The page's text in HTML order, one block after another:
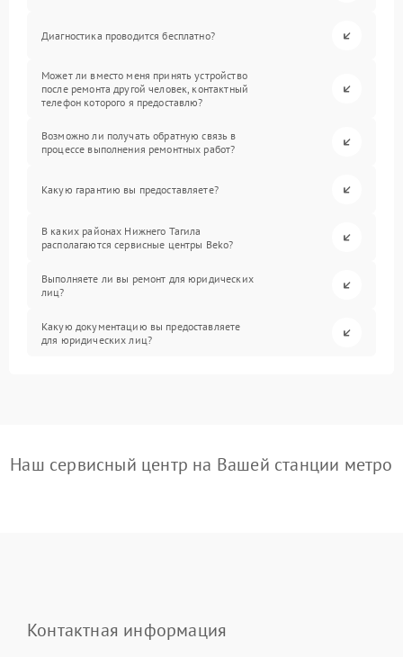
Диагностика проводится бесплатно?
Может ли вместо меня принять устройство
после ремонта другой человек, контактный
телефон которого я предоставлю?
Возможно ли получать обратную связь в
процессе выполнения ремонтных работ?
Какую гарантию вы предоставляете?
В каких районах Нижнего Тагила
располагаются сервисные центры Beko?
Выполняете ли вы ремонт для юридических
лиц?
Какую документацию вы предоставляете
для юридических лиц?
Наш сервисный центр на Вашей станции метро
Контактная информация